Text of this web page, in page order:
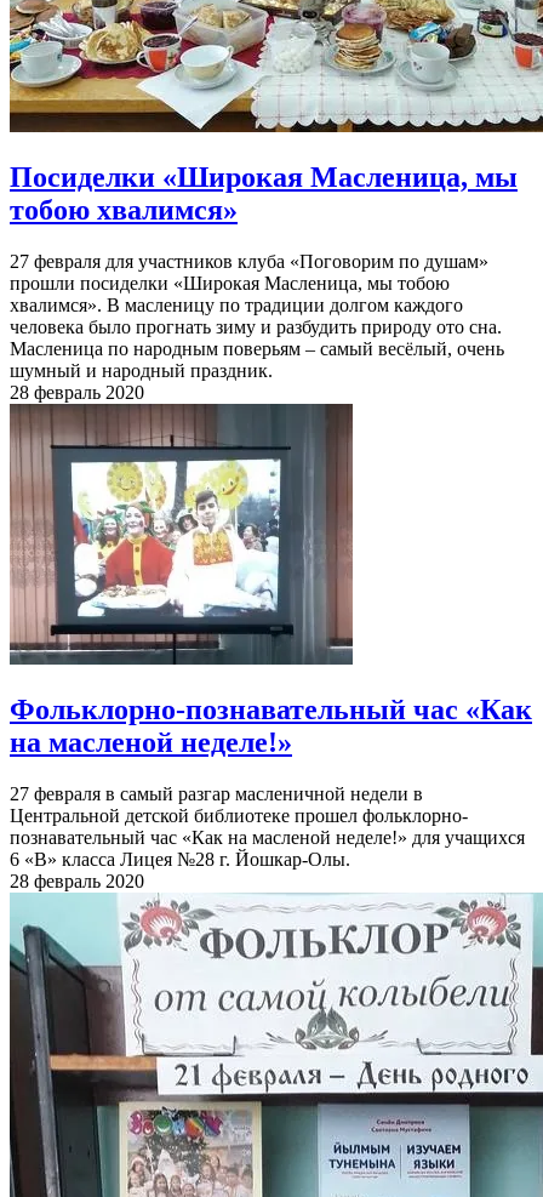
Посиделки «Широкая Масленица, мы
тобою хвалимся»
27 февраля для участников клуба «Поговорим по душам»
прошли посиделки «Широкая Масленица, мы тобою
хвалимся». В масленицу по традиции долгом каждого
человека было прогнать зиму и разбудить природу ото сна.
Масленица по народным поверьям – самый весёлый, очень
шумный и народный праздник.
28 февраль 2020
Фольклорно-познавательный час «Как
на масленой неделе!»
27 февраля в самый разгар масленичной недели в
Центральной детской библиотеке прошел фольклорно-
познавательный час «Как на масленой неделе!» для учащихся
6 «В» класса Лицея №28 г. Йошкар-Олы.
28 февраль 2020